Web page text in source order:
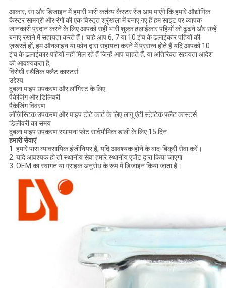
आकार, रंग और डिजाइन में हमारी भारी कर्तव्य कैस्टर रेंज आप पाएंगे कि हमारे औद्योगिक
कैस्टर सामग्री और रंगों की एक विस्तृत श्रृंखला में बनाए गए हैं हम साइट पर व्यापक
जानकारी प्रदान करने के लिए आपको सही भारी शुल्क ढलाईकार पहियों को ढूंढने और उन्हें
बनाए रखने में सहायता करते हैं। चाहे आप 6, 7 या 10 इंच के ढलाईकार पहियों की
ज़रूरतें हों, हम ऑनलाइन या फ़ोन द्वारा सहायता करने में प्रसन्न होते हैं यदि आपको 10
इंच के ढलाईकार पहियों नहीं मिल रहे हैं जिन्हें आप चाहते हैं, या अतिरिक्त सहायता आदेश
की आवश्यकता है,
विरोधी स्थैतिक फ्लैट कास्टर्स
उद्देश्य:
दुबला पाइप उपकरण और लॉगिस्ट के लिए
पैकेजिंग और डिलिवरी
पैकेजिंग विवरण
लॉजिस्टिक उपकरण और पाइप टोटे कार्ट के लिए लागू एंटी स्टेटिक फ्लैट कास्टर्स
डिलीवरी का समय
दुबला पाइप उपकरण स्थापना प्लेट सार्वभौमिक डाली के लिए 15 दिन
हमारी सेवाएं
1. हमारे पास व्यावसायिक इंजीनियर हैं, यदि आवश्यक होने के बाद-बिक्री सेवा करें।
2. यदि आवश्यक हो तो स्थानीय सेवा हमारे स्थानीय एजेंट द्वारा किया जाएगा
3. OEM का स्वागत या ग्राहक अनुरोध के रूप में डिजाइन किया जाता है।